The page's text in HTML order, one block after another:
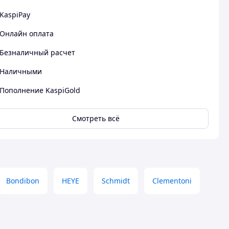
KaspiPay
Онлайн оплата
Безналичный расчет
Наличными
Пополнение KaspiGold
Смотреть всё
Bondibon HEYE Schmidt Clementoni